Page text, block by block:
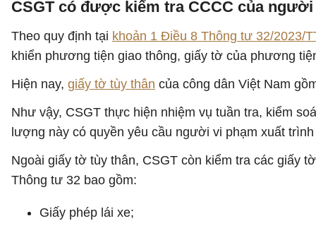
CSGT có được kiểm tra CCCC của
Theo quy định tại khoản 1 Điều 8 Thông tư 32/2023/
khiển phương tiện giao thông, giấy tờ của phương
Hiện nay, giấy tờ tùy thân của công dân Việt Nam
Như vậy, CSGT thực hiện nhiệm vụ tuần tra, kiểm
lượng này có quyền yêu cầu người vi phạm xuất
Ngoài giấy tờ tùy thân, CSGT còn kiểm tra các giấy
Thông tư 32 bao gồm:
Giấy phép lái xe;